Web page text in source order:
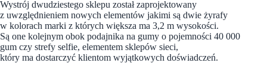
Wystrój dwudziestego sklepu został zaprojektowany
z uwzględnieniem nowych elementów jakimi są dwie żyrafy
w kolorach marki z których większa ma 3,2 m wysokości.
Są one kolejnym obok podajnika na gumy o pojemności 40 000
gum czy strefy selfie, elementem sklepów sieci,
który ma dostarczyć klientom wyjątkowych doświadczeń.